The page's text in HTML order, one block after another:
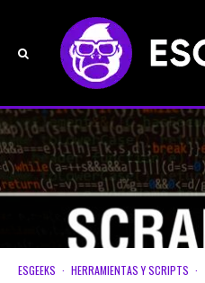
ESGEEKS · HERRAMIENTAS Y SCRIPTS ·